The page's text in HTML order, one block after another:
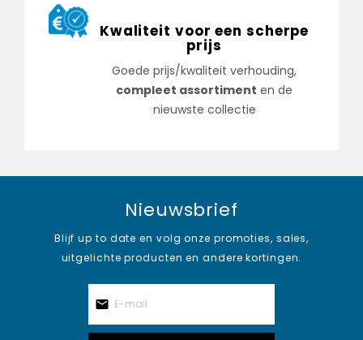
Kwaliteit voor een scherpe
prijs
Goede prijs/kwaliteit verhouding,
compleet assortiment en de
nieuwste collectie
Nieuwsbrief
Blijf up to date en volg onze promoties, sales,
uitgelichte producten en andere kortingen.